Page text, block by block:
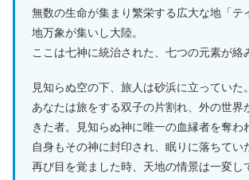
無数の生命が集まり繁栄する広大な地「テ
地万象が集いし大陸。
ここは七神に統治された、七つの元素が
見知らぬ空の下、旅人は砂浜に立っていた。
あなたは旅をする双子の片割れ、外の世界
きた者。見知らぬ神に唯一の血縁者を奪わ
自身もその神に封印され、眠りに落ちてい
再び目を覚ました時、天地の情景は一変